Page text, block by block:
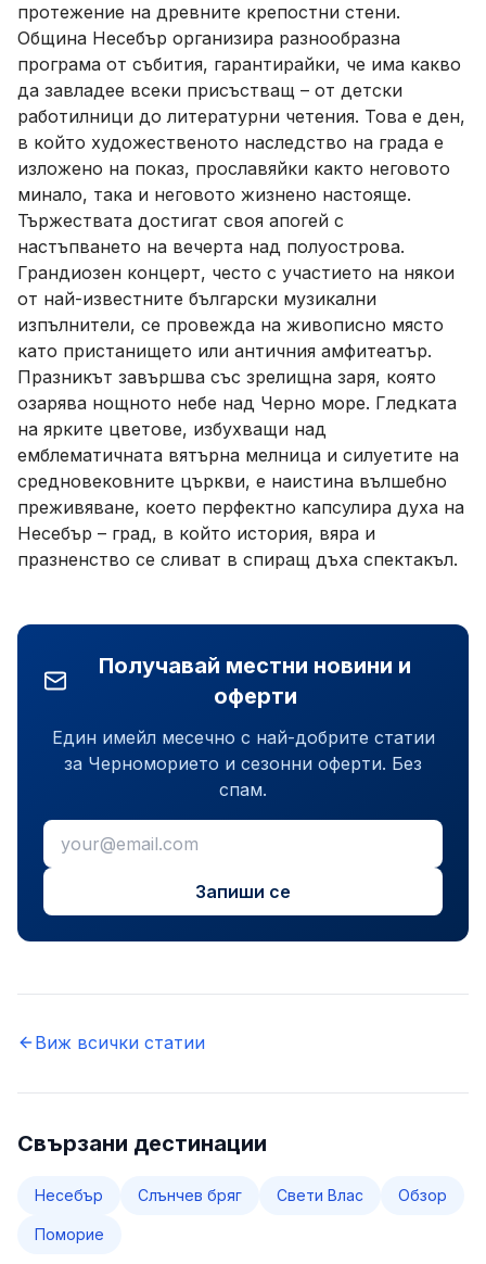
протежение на древните крепостни стени.
Община Несебър организира разнообразна
програма от събития, гарантирайки, че има какво
да завладее всеки присъстващ – от детски
работилници до литературни четения. Това е ден,
в който художественото наследство на града е
изложено на показ, прославяйки както неговото
минало, така и неговото жизнено настояще.
Тържествата достигат своя апогей с
настъпването на вечерта над полуострова.
Грандиозен концерт, често с участието на някои
от най-известните български музикални
изпълнители, се провежда на живописно място
като пристанището или античния амфитеатър.
Празникът завършва със зрелищна заря, която
озарява нощното небе над Черно море. Гледката
на ярките цветове, избухващи над
емблематичната вятърна мелница и силуетите на
средновековните църкви, е наистина вълшебно
преживяване, което перфектно капсулира духа на
Несебър – град, в който история, вяра и
празненство се сливат в спиращ дъха спектакъл.
Получавай местни новини и
оферти
Един имейл месечно с най-добрите статии
за Черноморието и сезонни оферти. Без
спам.
Запиши се
Виж всички статии
Свързани дестинации
Несебър Слънчев бряг Свети Влас Обзор
Поморие